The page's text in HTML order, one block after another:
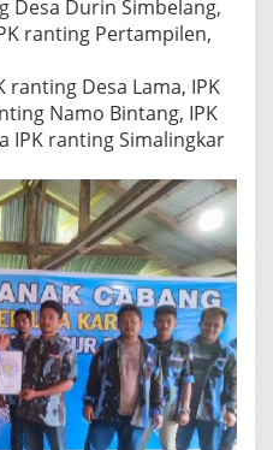
Desa Durin Simbelang,
ranting Pertampilen,
Desa Lama, IPK
Namo Bintang, IPK
IPK ranting Simalingkar